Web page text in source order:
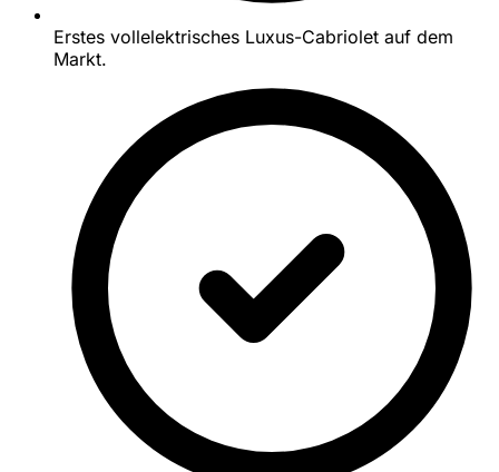
Erstes vollelektrisches Luxus-Cabriolet auf dem
Markt.